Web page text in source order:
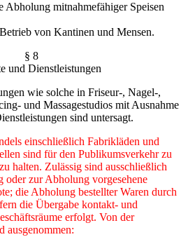
Abholung mitnahmefähiger Speisen
von Kantinen und Mensen.
§ 8
und Dienstleistungen
wie solche in Friseur-, Nagel-,
und Massagestudios mit Ausnahme
sind un­tersagt.
einschließlich Fabrikläden und
sind für den Publikumsverkehr zu
halten. Zulässig sind ausschließlich
oder zur Abholung vorgesehene
die Abholung bestellter Waren durch
die Über­gabe kontakt- und
erfolgt. Von der
ausgenommen: